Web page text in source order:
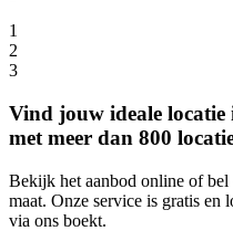
1
2
3
Vind jouw ideale locatie
met meer dan 800
Bekijk het aanbod online of
maat. Onze service is gratis en
via ons boekt.